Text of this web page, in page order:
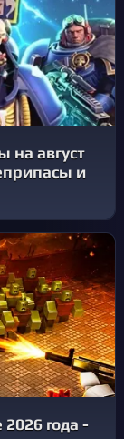
на август
и
года -